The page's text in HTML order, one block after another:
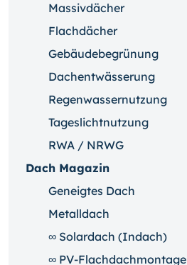
Massivdächer
Flachdächer
Gebäudebegrünung
Dachentwässerung
Regenwassernutzung
Tageslichtnutzung
RWA / NRWG
Dach Magazin
Geneigtes Dach
Metalldach
∞ Solardach (Indach)
∞ PV-Flachdachmontage